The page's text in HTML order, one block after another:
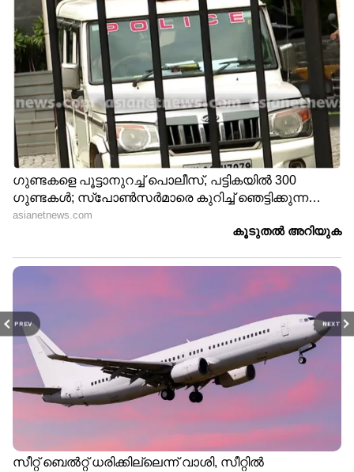
PREV NEXT
LATEST VIDEOS
'അധികാരികൾ എന്തുകൊണ്ട്
ഞങ്ങളെ തിരിഞ്ഞുനോക്കുന്നില്ല?';
അടിമാലിയിൽ പലയിടത്തും
മണ്ണിടിച്ചിൽ
ഒളിവില്‍ കഴിയാന്‍ പ്രതിയെ
അജയ് ആയങ്കി പിടിയില്‍